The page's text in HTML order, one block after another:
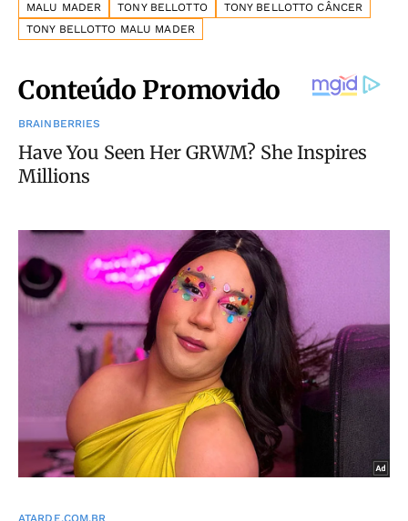
MALU MADER TONY BELLOTTO
TONY BELLOTTO CÂNCER
TONY BELLOTTO MALU MADER